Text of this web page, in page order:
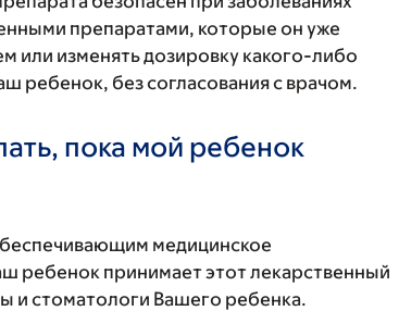
препаратами, которые он уже
или изменять дозировку какого-либо
ребенок, без согласования с врачом.
пока мой ребенок
медицинское
ребенок принимает этот лекарственный
и стоматологи Вашего ребенка.